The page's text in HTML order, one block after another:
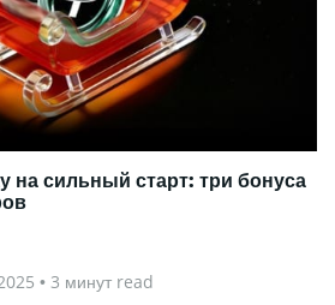
на сильный старт: три бонуса
• 3 минут read